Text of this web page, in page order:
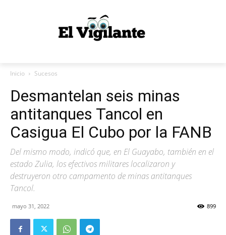
Inicio Sucesos
Desmantelan seis minas
antitanques Tancol en
Casigua El Cubo por la FANB
Del mismo modo, indicó que, en El Guayabo, también en el
estado Zulia, los efectivos militares localizaron y
destruyeron otro campamento de minas antitanques
Tancol.
mayo 31, 2022 899